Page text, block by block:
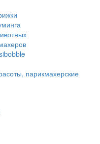
парикмахерские